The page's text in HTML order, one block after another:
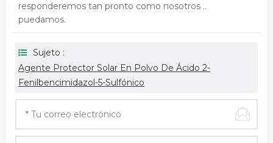
responderemos tan pronto como nosotros ..
puedamos.
Sujeto :
Agente Protector Solar En Polvo De Ácido 2-
Fenilbencimidazol-5-Sulfónico